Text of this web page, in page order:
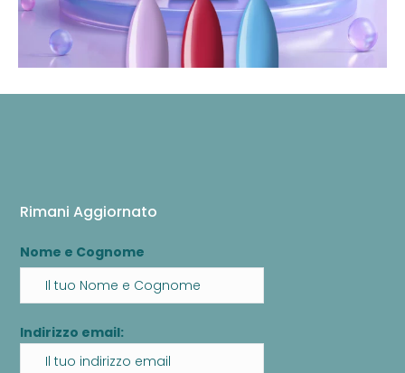
Rimani Aggiornato
Nome e Cognome
Indirizzo email: